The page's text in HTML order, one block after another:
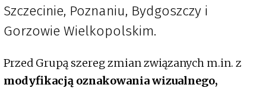
Szczecinie, Poznaniu, Bydgoszczy i
Gorzowie Wielkopolskim.
Przed Grupą szereg zmian związanych m.in. z
modyfikacją oznakowania wizualnego,